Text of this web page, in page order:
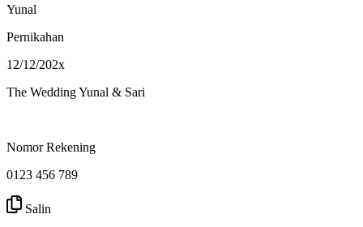
Yunal
Pernikahan
12/12/202x
The Wedding Yunal & Sari
Nomor Rekening
0123 456 789
Salin